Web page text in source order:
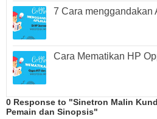
7 Cara menggandakan
Cara Mematikan HP
0 Response to "Sinetron Malin
Pemain dan Sinopsis"